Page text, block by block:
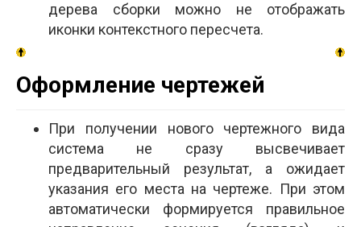
дерева сборки можно не отображать
иконки контекстного пересчета.
Оформление чертежей
При получении нового чертежного вида
система не сразу высвечивает
предварительный результат, а ожидает
указания его места на чертеже. При этом
автоматически формируется правильное